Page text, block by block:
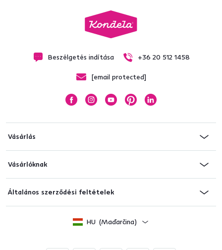
Beszélgetés indítása +36 20 512 1458
[email protected]
Vásárlás
Vásárlóknak
Általános szerződési feltételek
HU (Maďarčina)